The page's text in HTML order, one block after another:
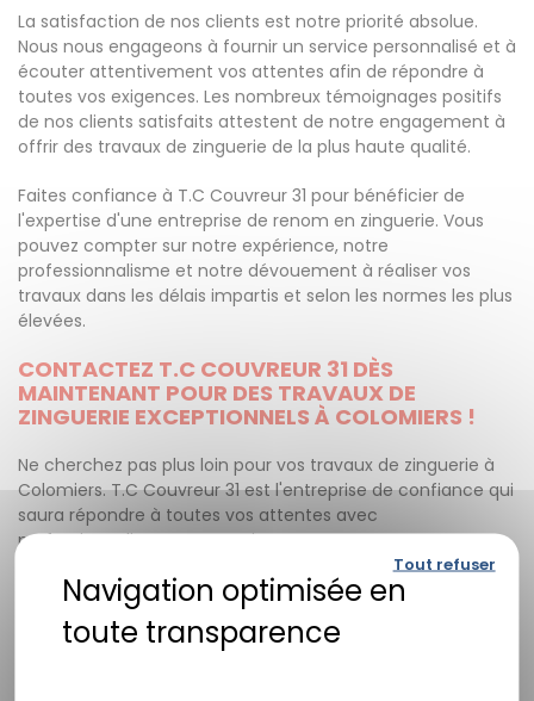
La satisfaction de nos clients est notre priorité absolue.
Nous nous engageons à fournir un service personnalisé et à
écouter attentivement vos attentes afin de répondre à
toutes vos exigences. Les nombreux témoignages positifs
de nos clients satisfaits attestent de notre engagement à
offrir des travaux de zinguerie de la plus haute qualité.
Faites confiance à T.C Couvreur 31 pour bénéficier de
l'expertise d'une entreprise de renom en zinguerie. Vous
pouvez compter sur notre expérience, notre
professionnalisme et notre dévouement à réaliser vos
travaux dans les délais impartis et selon les normes les plus
élevées.
CONTACTEZ T.C COUVREUR 31 DÈS
MAINTENANT POUR DES TRAVAUX DE
ZINGUERIE EXCEPTIONNELS À COLOMIERS !
Ne cherchez pas plus loin pour vos travaux de zinguerie à
Colomiers. T.C Couvreur 31 est l'entreprise de confiance qui
saura répondre à toutes vos attentes avec
professionnalisme et expertise.
Nous sommes impatients de discuter avec vous de vos
besoins spécifiques en matière de zinguerie et de vous
fournir une solution sur mesure. Que ce soit pour un
Tout refuser